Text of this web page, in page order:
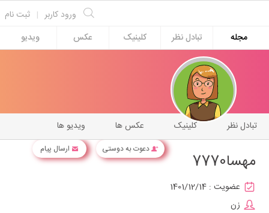
ثبت نام | ورود کاربر
مجله
تبادل نظر کلینیک عکس ویدیو
دعوت به دوستی ارسال پیام
ویدیو ها عکس ها کلینیک تبادل نظر
مهسا7770
عضویت : 1401/12/14
زن